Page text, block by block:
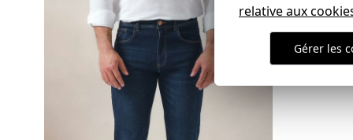
PULL
S M 2XL
relative aux
Gérer les